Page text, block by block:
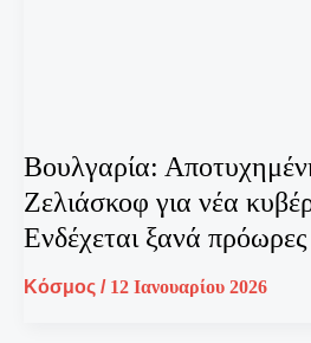
Βουλγαρία:
Ζελιάσκοφ για νέα
Ενδέχεται ξανά
Κόσμος / 12 Ιανουαρίου 2026